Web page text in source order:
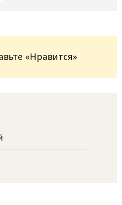
«Нравится»